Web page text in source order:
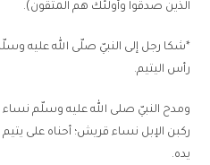
الذين صدقوا وأولئك هم المتّقون).
*شكا رجل إلى النبيّ صلّى الله عليه
رأس اليتيم.
ومدح النبيّ صلى الله عليه وسلّم
ركبن الإبل نساء قريش؛ أحناه على
يده.